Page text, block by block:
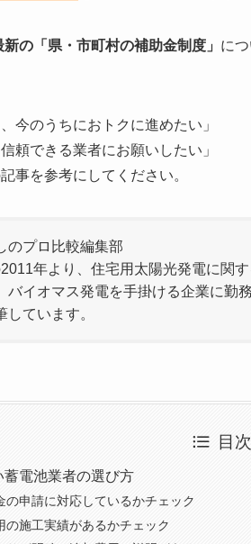
新の「県・市町村の補助金制度」 につ
今のうちにおトクに進めたい」
頼できる業者にお願いしたい」
事を参考にしてください。
のプロ比較編集部
年より、住宅用太陽光発電に関
バイオマス発電を手掛ける企業に勤
しています。
目次
蓄電池業者の選び方
申請に対応しているかチェック
施工実績があるかチェック